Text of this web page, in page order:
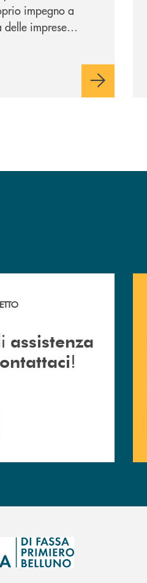
impegno a
delle imprese
immediata? Contattaci !
assistenza
!